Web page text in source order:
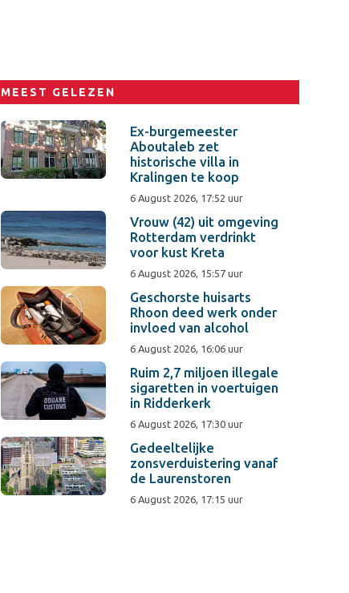
MEEST GELEZEN
Ex-burgemeester
Aboutaleb zet
historische villa in
Kralingen te koop
6 August 2026, 17:52 uur
Vrouw (42) uit omgeving
Rotterdam verdrinkt
voor kust Kreta
6 August 2026, 15:57 uur
Geschorste huisarts
Rhoon deed werk onder
invloed van alcohol
6 August 2026, 16:06 uur
Ruim 2,7 miljoen illegale
sigaretten in voertuigen
in Ridderkerk
6 August 2026, 17:30 uur
Gedeeltelijke
zonsverduistering vanaf
de Laurenstoren
6 August 2026, 17:15 uur